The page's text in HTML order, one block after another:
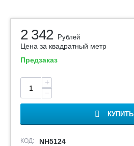
2 342 Рублей
Цена за квадратный метр
Предзаказ
+
−
КУПИТЬ
КОД: NH5124